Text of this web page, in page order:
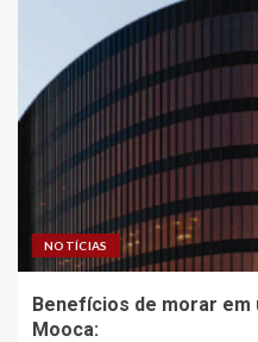
NOTÍCIAS
Benefícios de morar em
Mooca: